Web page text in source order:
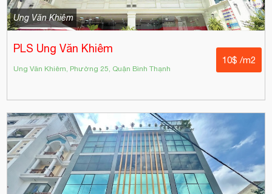
Ung Văn Khiêm
PLS Ung Văn Khiêm
Ung Văn Khiêm, Phường 25, Quận Bình Thạnh
10$ /m2